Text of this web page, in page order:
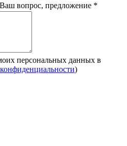
Ваш вопрос, предложение *
персональных данных в
)